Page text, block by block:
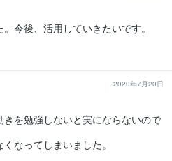
今後、活用していきたいです。
2020年7月20日
を勉強しないと実にならないので